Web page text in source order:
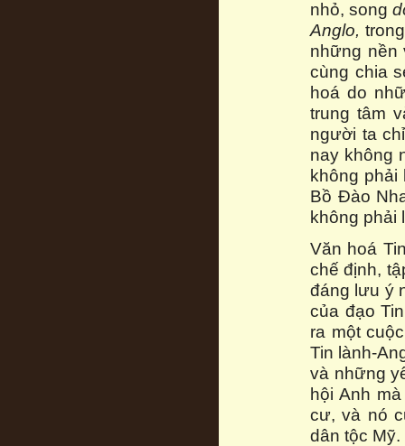
nhỏ, song
Anglo,
những nền
cùng chia
hoá do
trung tâm
người ta
nay không
không
Bồ Đào
không phải
Văn hoá
chế định,
đáng lưu ý
của đạo
ra một
Tin lành-
và những
hội Anh
cư, và nó
dân tộc Mỹ.